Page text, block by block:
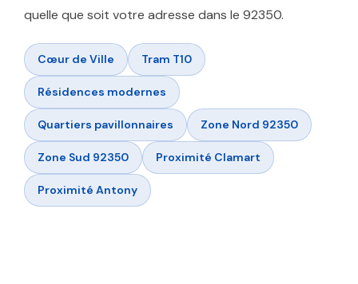
quelle que soit votre adresse dans le 92350.
Cœur de Ville Tram T10
Résidences modernes
Quartiers pavillonnaires Zone Nord 92350
Zone Sud 92350 Proximité Clamart
Proximité Antony